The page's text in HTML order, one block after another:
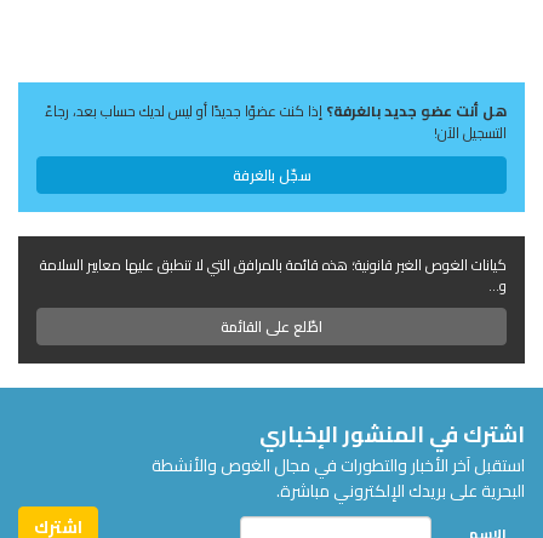
هل أنت عضو جديد بالغرفة؟إذا كنت عضوًا جديدًا أو ليس لديك حساب بعد، رجاءً
التسجيل الآن!
سجّل بالغرفة
كيانات الغوص الغير قانونية؛ هذه قائمة بالمرافق التي لا تنطبق عليها معايير السلامة
و...
اطّلع على القائمة
اشترك في المنشور الإخباري
استقبل آخر الأخبار والتطورات في مجال الغوص والأنشطة
البحرية على بريدك الإلكتروني مباشرة.